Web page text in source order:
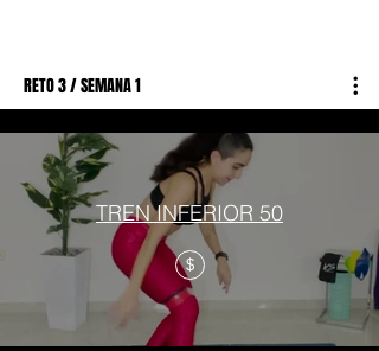
RETO 3 / SEMANA 1
TREN INFERIOR 50
$